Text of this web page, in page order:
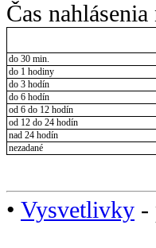
Čas
do 30 min.
do 1 hodiny
do 3 hodín
do 6 hodín
od 6 do 12 hodín
od 12 do 24 hodín
nad 24 hodín
nezadané
• Vysvetlivky -